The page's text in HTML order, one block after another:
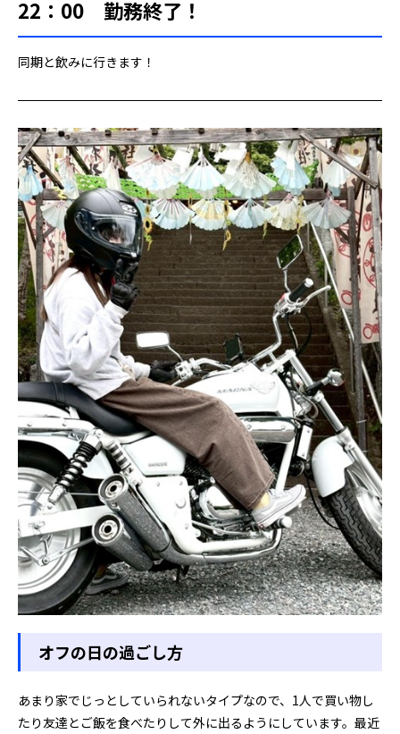
22：00 勤務終了！
同期と飲みに行きます！
オフの日の過ごし方
あまり家でじっとしていられないタイプなので、1人で買い物し
たり友達とご飯を食べたりして外に出るようにしています。最近